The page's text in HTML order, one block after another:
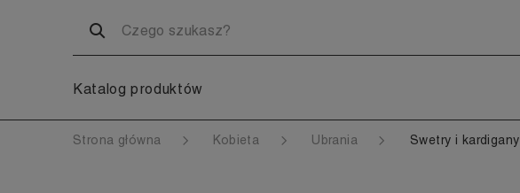
Katalog produktów
Strona główna Kobieta Ubrania Swetry i kardigany